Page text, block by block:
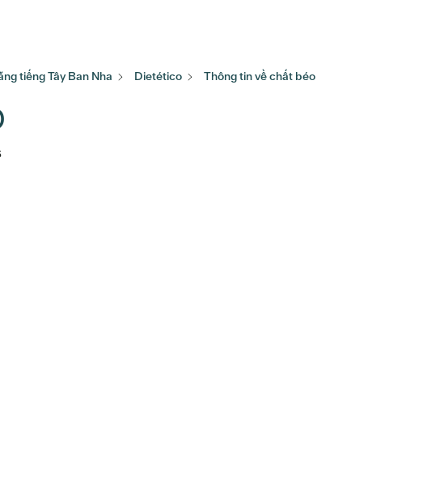
tiếng Tây Ban Nha Dietético Thông tin về chất béo